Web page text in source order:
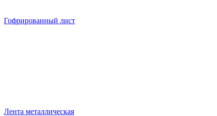
Гофрированный лист
Лента металлическая